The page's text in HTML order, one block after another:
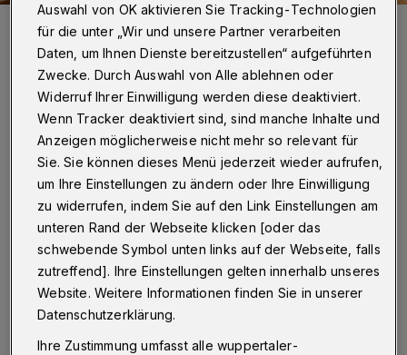
Von li.: Susanne Brambora-Schulz (Geschäftsführerin der BUGA
Wuppertal 2031 gGmbH), OB Miriam Scherff, die Beigeordnete Dr.
Kathrin Linthorst und Dr. Achim Schloemer (Geschäftsführer
Deutsche Bundesgartenschau-Gesellschaft).
Foto: Rundschau/Christoph Petersen
E ine Fachjury aus
Landschaftsarchitektinnen und -
architekten, Stadtplanerinnen und
Stadtplanern, Vertreterinnen und Vertretern
aus der Stadt sowie Fachleuten der
Stadtverwaltung und der BUGA 2031 gGmbH
Auswahl von OK aktivieren Sie Tracking-Technologien
für die unter „Wir und unsere Partner verarbeiten
Daten, um Ihnen Dienste bereitzustellen“ aufgeführten
Zwecke. Durch Auswahl von Alle ablehnen oder
Widerruf Ihrer Einwilligung werden diese deaktiviert.
Wenn Tracker deaktiviert sind, sind manche Inhalte und
Anzeigen möglicherweise nicht mehr so relevant für
Sie. Sie können dieses Menü jederzeit wieder aufrufen,
um Ihre Einstellungen zu ändern oder Ihre Einwilligung
zu widerrufen, indem Sie auf den Link Einstellungen am
unteren Rand der Webseite klicken [oder das
schwebende Symbol unten links auf der Webseite, falls
zutreffend]. Ihre Einstellungen gelten innerhalb unseres
Website. Weitere Informationen finden Sie in unserer
Datenschutzerklärung.
Ihre Zustimmung umfasst alle wuppertaler-